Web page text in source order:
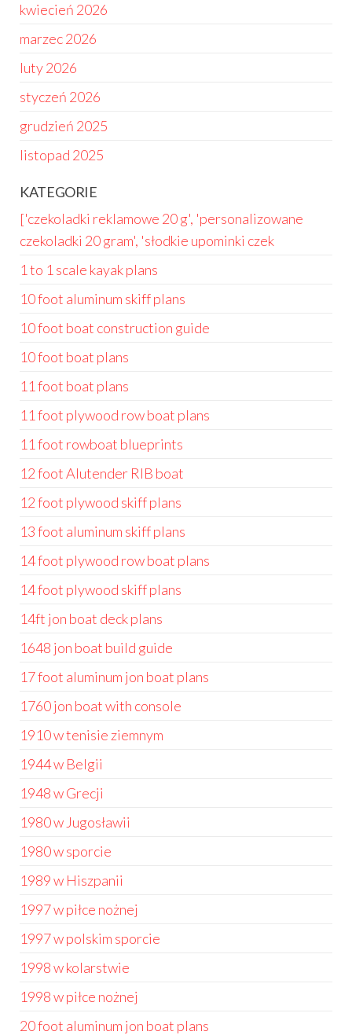
kwiecień 2026
marzec 2026
luty 2026
styczeń 2026
grudzień 2025
listopad 2025
KATEGORIE
['czekoladki reklamowe 20 g', 'personalizowane
czekoladki 20 gram', 'słodkie upominki czek
1 to 1 scale kayak plans
10 foot aluminum skiff plans
10 foot boat construction guide
10 foot boat plans
11 foot boat plans
11 foot plywood row boat plans
11 foot rowboat blueprints
12 foot Alutender RIB boat
12 foot plywood skiff plans
13 foot aluminum skiff plans
14 foot plywood row boat plans
14 foot plywood skiff plans
14ft jon boat deck plans
1648 jon boat build guide
17 foot aluminum jon boat plans
1760 jon boat with console
1910 w tenisie ziemnym
1944 w Belgii
1948 w Grecji
1980 w Jugosławii
1980 w sporcie
1989 w Hiszpanii
1997 w piłce nożnej
1997 w polskim sporcie
1998 w kolarstwie
1998 w piłce nożnej
20 foot aluminum jon boat plans